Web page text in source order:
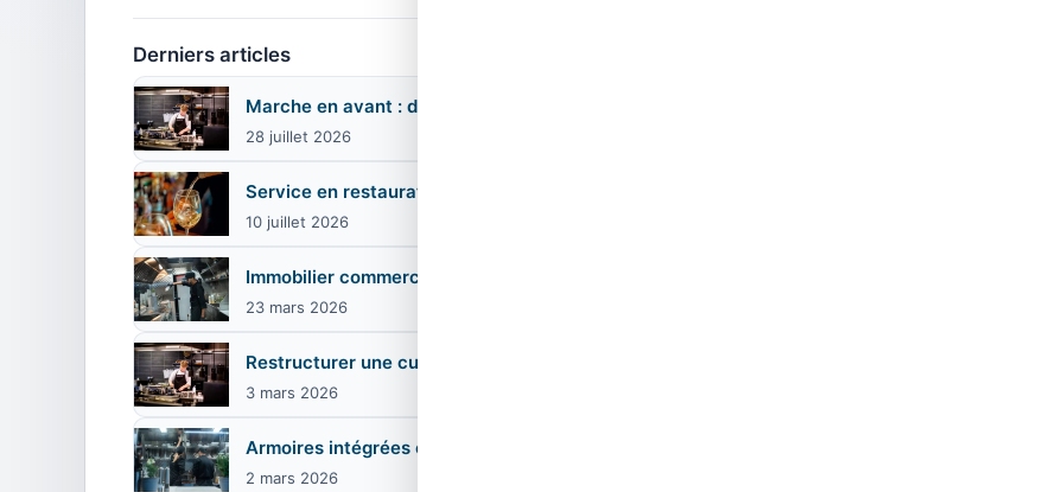
Derniers articles
Marche en avant : dans l'espace ou dans le temps
28 juillet 2026
Service en restauration : pourquoi le chablis séduit autant les chefs ?
10 juillet 2026
Immobilier commercial cuisine acheter ou louer en 2026
23 mars 2026
Restructurer une cuisine professionnelle : étapes et budget
3 mars 2026
Armoires intégrées en cuisine professionnelle : rangement inox
2 mars 2026